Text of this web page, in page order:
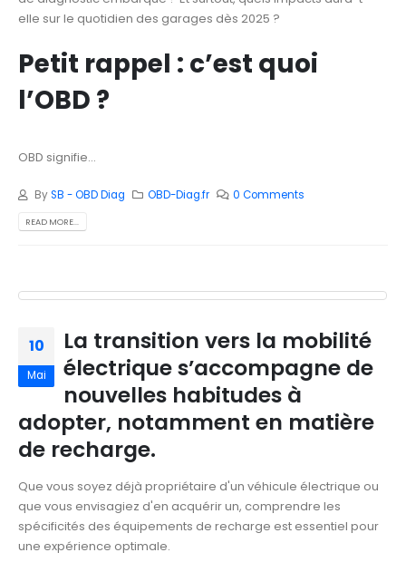
elle sur le quotidien des garages dès 2025 ?
Petit rappel : c’est quoi
l’OBD ?
OBD signifie...
BySB - OBD Diag OBD-Diag.fr 0 Comments
READ MORE...
10
Mai
La transition vers la mobilité
électrique s’accompagne de
nouvelles habitudes à
adopter, notamment en matière
de recharge.
Que vous soyez déjà propriétaire d'un véhicule électrique ou
que vous envisagiez d'en acquérir un, comprendre les
spécificités des équipements de recharge est essentiel pour
une expérience optimale.